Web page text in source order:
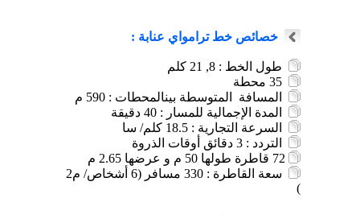
خصائص خط ترامواي عنابة :
طول الخط : 8 ,
35 محطة
المسافة
المتوسطة بينالمحطات : 590 م
المدة الإجمالية للمسار : 40 دقيقة
السرعة التجارية : 18.5 كلم/ سا
التردد : 3 دقائق أوقات الذروة
72 قاطرة طولها 50 م و عرضها 2.65 م
سعة القاطرة : 330 مسافر (6 أشخاص/ م
2
)